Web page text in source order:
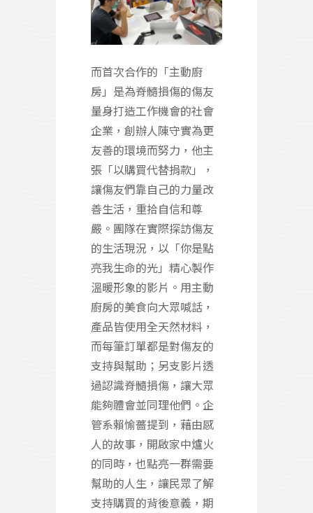
而首次合作的「主動廚
房」是為脊髓損傷的傷友
量身打造工作機會的社會
企業，創辦人陳守實為更
友善的環境而努力，他主
張「以購買代替捐款」，
讓傷友們靠自己的力量改
善生活，重拾自信和尊
嚴。團隊在實際探訪傷友
的生活現況，以「你是點
亮我生命的光」精心製作
溫暖形象的影片。用主動
廚房的美食向大眾喊話，
產品皆使用全天然材料，
而每筆訂單都是對傷友的
支持與幫助；另支影片透
過認識脊髓損傷，讓大眾
能夠體會並同理他們。企
管系賴愉薔提到，藉由感
人的故事，開啟家中爐火
的同時，也點亮一群需要
幫助的人生，讓民眾了解
支持購買的背後意義，期